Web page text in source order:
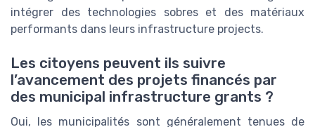
intégrer des technologies sobres et des matériaux
performants dans leurs infrastructure projects.
Les citoyens peuvent ils suivre
l’avancement des projets financés par
des municipal infrastructure grants ?
Oui, les municipalités sont généralement tenues de